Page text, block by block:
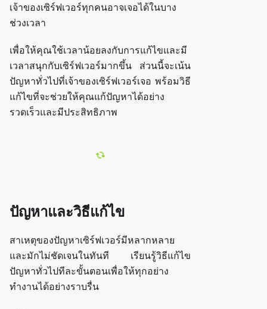
เจ้าของเซิร์ฟเวอร์ทุกคนอาจเจอได้ในบาง
ช่วงเวลา
เพื่อให้คุณใช้เวลาน้อยลงกับการแก้ไขและมี
เวลาสนุกกับเซิร์ฟเวอร์มากขึ้น ส่วนนี้จะเน้น
ปัญหาทั่วไปที่เจ้าของเซิร์ฟเวอร์เจอ พร้อมวิธี
แก้ไขที่จะช่วยให้คุณแก้ปัญหาได้อย่าง
รวดเร็วและมีประสิทธิภาพ
ปัญหาและวิธีแก้ไข
สาเหตุของปัญหาเซิร์ฟเวอร์มีหลากหลาย
และมักไม่ชัดเจนในทันที เรียนรู้วิธีแก้ไข
ปัญหาทั่วไปทีละขั้นตอนเพื่อให้ทุกอย่าง
ทำงานได้อย่างราบรื่น